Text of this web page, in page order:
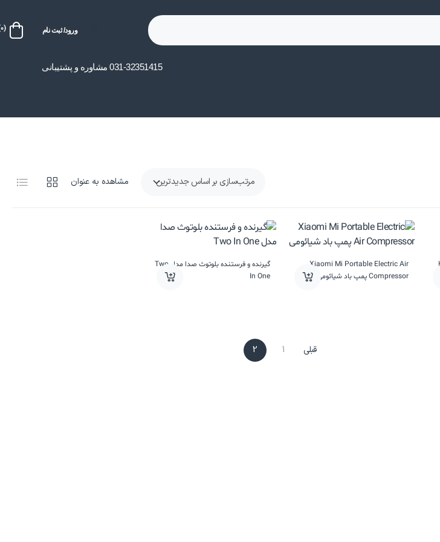
ورود/ ثبت نام (0)
031-32351415 مشاوره و پشتیبانی
مشاهده به عنوان
Xiaomi Mi Portable Electric Air
Compressor پمپ باد شیائومی
گیرنده و فرستنده بلوتوث صدا مدل Two
In One
قبلی 1
2